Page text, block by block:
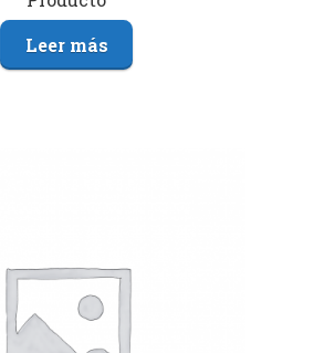
Leer más